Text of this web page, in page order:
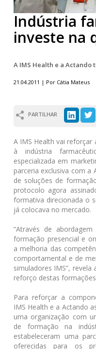
Indústria
investe na
A IMS Health e a
21.04.2011 | Por Cátia Mateus
PARTILHAR
A IMS Health vai
à indústria
especializada em
parceria exclusiva com a
de soluções de
protocolo agora
formativa direcionada o
já colocava no mercado.
“Através de
formação presencial e
a melhoria das
comportamental e de
simuladores IMS”,
reforço destas
Para reforçar a
IMS Health e a Actando
uma organização com
de formação na
estabeleceram uma
oferecidas para os